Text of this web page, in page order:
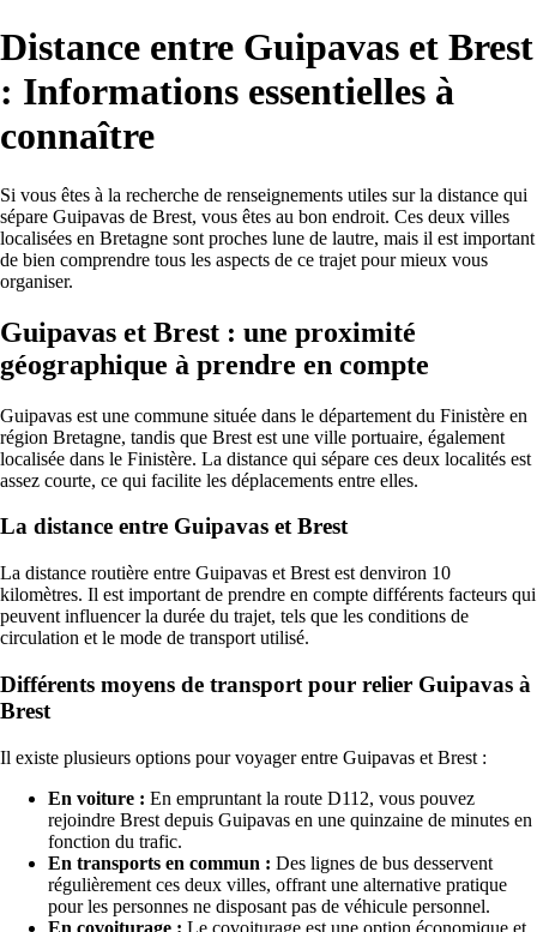
Distance entre Guipavas et Brest
: Informations essentielles à
connaître
Si vous êtes à la recherche de renseignements utiles sur la distance qui
sépare Guipavas de Brest, vous êtes au bon endroit. Ces deux villes
localisées en Bretagne sont proches lune de lautre, mais il est important
de bien comprendre tous les aspects de ce trajet pour mieux vous
organiser.
Guipavas et Brest : une proximité
géographique à prendre en compte
Guipavas est une commune située dans le département du Finistère en
région Bretagne, tandis que Brest est une ville portuaire, également
localisée dans le Finistère. La distance qui sépare ces deux localités est
assez courte, ce qui facilite les déplacements entre elles.
La distance entre Guipavas et Brest
La distance routière entre Guipavas et Brest est denviron 10
kilomètres. Il est important de prendre en compte différents facteurs qui
peuvent influencer la durée du trajet, tels que les conditions de
circulation et le mode de transport utilisé.
Différents moyens de transport pour relier Guipavas à
Brest
Il existe plusieurs options pour voyager entre Guipavas et Brest :
En voiture : En empruntant la route D112, vous pouvez
rejoindre Brest depuis Guipavas en une quinzaine de minutes en
fonction du trafic.
En transports en commun : Des lignes de bus desservent
régulièrement ces deux villes, offrant une alternative pratique
pour les personnes ne disposant pas de véhicule personnel.
En covoiturage : Le covoiturage est une option économique et